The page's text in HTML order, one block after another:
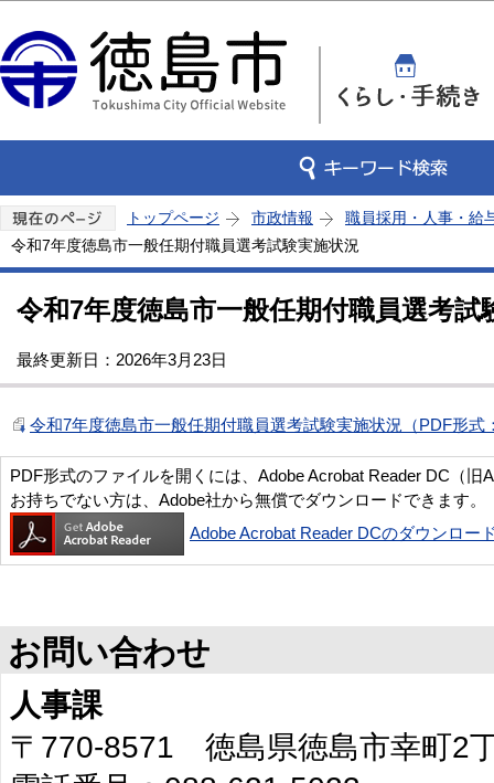
トップページ 市政情報
職員採用・人事・給
令和7年度徳島市一般任期付職員選考試験実施状況
令和7年度徳島市一般任期付職員選考試
最終更新日：2026年3月23日
令和7年度徳島市一般任期付職員選考試験実施状況（PDF形式
PDF形式のファイルを開くには、Adobe Acrobat Reader DC（旧
お持ちでない方は、Adobe社から無償でダウンロードできます。
Adobe Acrobat Reader DCのダウンロー
お問い合わせ
人事課
〒770-8571 徳島県徳島市幸町2